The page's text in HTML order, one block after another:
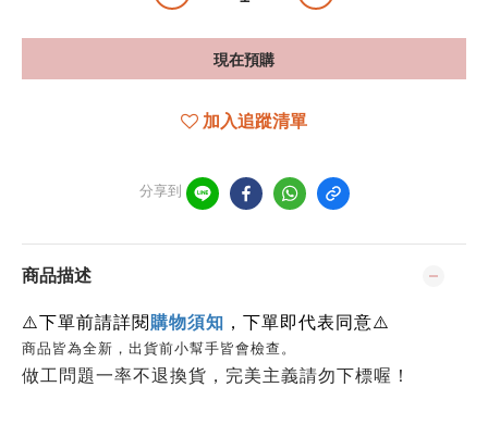
現在預購
加入追蹤清單
分享到
商品描述
⚠️下單前請詳閱 購物須知 ，下單即代表同意⚠️
商品皆為全新，出貨前小幫手皆會檢查。
做工問題一率不退換貨，完美主義請勿下標喔！